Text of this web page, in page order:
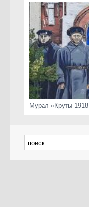
Мурал «Круты